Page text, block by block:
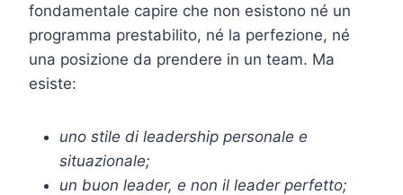
fondamentale capire che non esistono né un
programma prestabilito, né la perfezione, né
una posizione da prendere in un team. Ma
esiste:
uno stile di leadership personale e
situazionale;
un buon leader, e non il leader perfetto;